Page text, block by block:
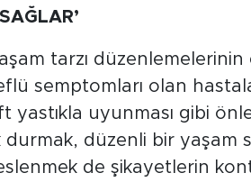
tarzı
semptomları olan
yastıkla uyunması gibi
durmak, düzenli bir yaşam
de şikayetlerin